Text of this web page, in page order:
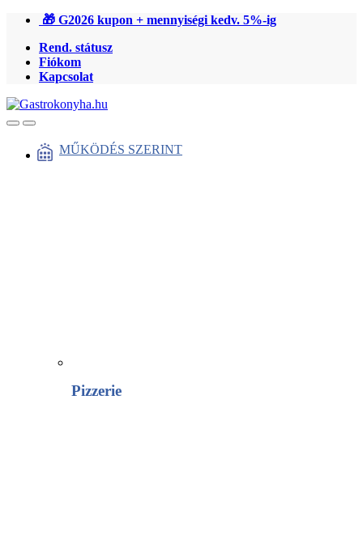
Ugrás
navigációhoz
Ugrás
tartalomra
🎁 G2026 kupon + mennyiségi kedv. 5%-ig
Rend. státusz
Fiókom
Kapcsolat
OpenClose
MŰKÖDÉS SZERINT
Pizzerie